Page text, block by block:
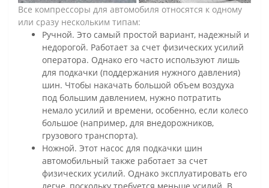
Все компрессоры для автомобиля относятся к одному
или сразу нескольким типам:
Ручной. Это самый простой вариант, надежный и
недорогой. Работает за счет физических усилий
оператора. Однако его часто используют лишь
для подкачки (поддержания нужного давления)
шин. Чтобы накачать большой объем воздуха
под большим давлением, нужно потратить
немало усилий и времени, особенно, если колесо
большое (например, для внедорожников,
грузового транспорта).
Ножной. Этот насос для подкачки шин
автомобильный также работает за счет
физических усилий. Однако эксплуатировать его